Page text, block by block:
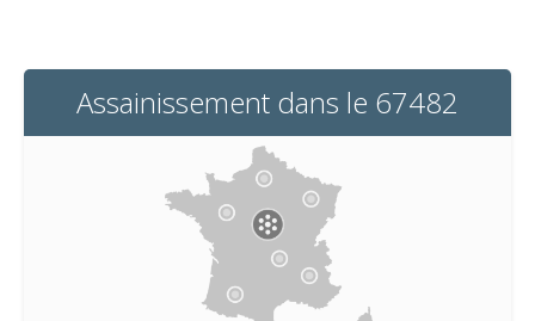
Assainissement dans le 67482